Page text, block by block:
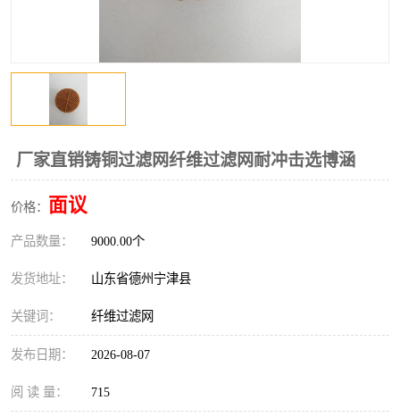
厂家直销铸铜过滤网纤维过滤网耐冲击选博涵
价格： 面议
产品数量： 9000.00个
发货地址： 山东省德州宁津县
关键词： 纤维过滤网
发布日期： 2026-08-07
阅 读 量： 715